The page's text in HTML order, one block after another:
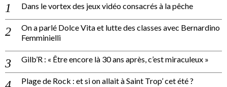
Dans le vortex des jeux vidéo consacrés à la pêche
On a parlé Dolce Vita et lutte des classes avec Bernardino
Femminielli
Gilb’R : « Être encore là 30 ans après, c’est miraculeux »
Plage de Rock : et si on allait à Saint Trop’ cet été ?